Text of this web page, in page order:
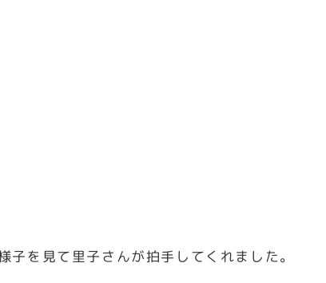
を見て里子さんが拍手してくれました。